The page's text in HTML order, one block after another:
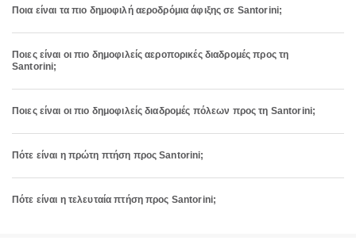
Ποια είναι τα πιο δημοφιλή αεροδρόμια άφιξης σε Santorini;
Ποιες είναι οι πιο δημοφιλείς αεροπορικές διαδρομές προς τη
Santorini;
Ποιες είναι οι πιο δημοφιλείς διαδρομές πόλεων προς τη Santorini;
Πότε είναι η πρώτη πτήση προς Santorini;
Πότε είναι η τελευταία πτήση προς Santorini;